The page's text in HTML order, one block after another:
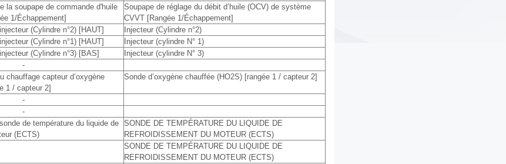
la soupape de commande d'huile
1/Échappement]
Soupape de réglage du débit d’huile (OCV) de système
CVVT [Rangée 1/Échappement]
(Cylindre n°2) [HAUT]
Injecteur (Cylindre n°2)
(Cylindre n°1) [HAUT]
Injecteur (cylindre N° 1)
(Cylindre n°3) [BAS]
Injecteur (cylindre N° 3)
-
chauffage capteur d’oxygène
1 / capteur 2]
Sonde d’oxygène chauffée (HO2S) [rangée 1 / capteur 2]
-
-
de température du liquide de
(ECTS)
SONDE DE TEMPÉRATURE DU LIQUIDE DE
REFROIDISSEMENT DU MOTEUR (ECTS)
SONDE DE TEMPÉRATURE DU LIQUIDE DE
REFROIDISSEMENT DU MOTEUR (ECTS)